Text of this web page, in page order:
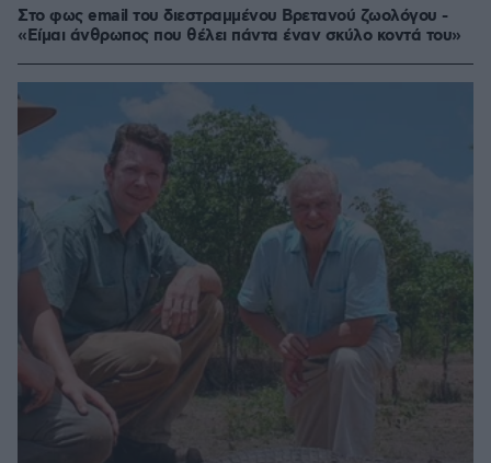
Στο φως email του διεστραμμένου Βρετανού ζωολόγου -
«Είμαι άνθρωπος που θέλει πάντα έναν σκύλο κοντά του»